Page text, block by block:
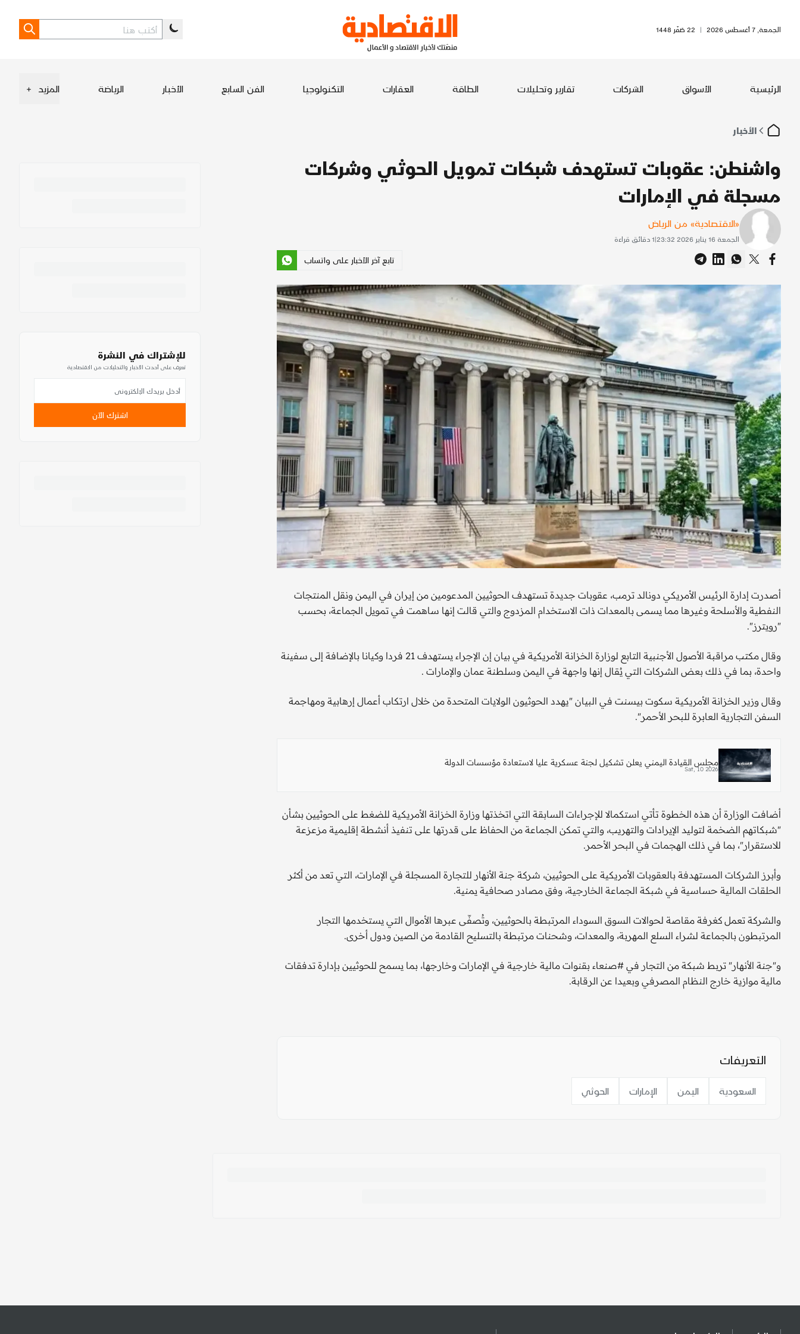
الجمعة, 7 أغسطس 2026 | 22 صَفَر 1448
الرئيسية الأسواق الشركات تقارير وتحليلات الطاقة العقارات التكنولوجيا الفن السابع الأخبار الرياضة المزيد +
الأخبار
واشنطن: عقوبات تستهدف شبكات تمويل الحوثي وشركات
مسجلة في الإمارات
«الاقتصادية» من الرياض
الجمعة 16 يناير 2026 23:32 |
1 دقائق قراءة
تابع آخر الأخبار على واتساب
أصدرت إدارة الرئيس الأمريكي دونالد ترمب، عقوبات جديدة تستهدف الحوثيين المدعومين من إيران في اليمن ونقل المنتجات
النفطية والأسلحة وغيرها مما يسمى بالمعدات ذات الاستخدام المزدوج والتي قالت إنها ساهمت في تمويل الجماعة، بحسب
"رويترز".
وقال مكتب مراقبة الأصول الأجنبية التابع لوزارة الخزانة الأمريكية في بيان إن الإجراء يستهدف 21 فردا وكيانا بالإضافة إلى سفينة
واحدة، بما في ذلك بعض الشركات التي يُقال إنها واجهة في اليمن وسلطنة عمان والإمارات .
وقال وزير الخزانة الأمريكية سكوت بيسنت في البيان "يهدد الحوثيون الولايات المتحدة من خلال ارتكاب أعمال إرهابية ومهاجمة
السفن التجارية العابرة للبحر الأحمر".
مجلس القيادة اليمني يعلن تشكيل لجنة عسكرية عليا لاستعادة مؤسسات الدولة
Sat, 10 2026
أضافت الوزارة أن هذه الخطوة تأتي استكمالا للإجراءات السابقة التي اتخذتها وزارة الخزانة الأمريكية للضغط على الحوثيين بشأن
"شبكاتهم الضخمة لتوليد الإيرادات والتهريب، والتي تمكن الجماعة من الحفاظ على قدرتها على تنفيذ أنشطة إقليمية مزعزعة
للاستقرار"، بما في ذلك الهجمات في البحر الأحمر.
وأبرز الشركات المستهدفة بالعقوبات الأمريكية على الحوثيين، شركة جنة الأنهار للتجارة المسجلة في الإمارات، التي تعد من أكثر
الحلقات المالية حساسية في شبكة الجماعة الخارجية، وفق مصادر صحافية يمنية.
والشركة تعمل كغرفة مقاصة لحوالات السوق السوداء المرتبطة بالحوثيين، وتُصفّى عبرها الأموال التي يستخدمها التجار
المرتبطون بالجماعة لشراء السلع المهربة، والمعدات، وشحنات مرتبطة بالتسليح القادمة من الصين ودول أخرى.
و"جنة الأنهار" تربط شبكة من التجار في #صنعاء بقنوات مالية خارجية في الإمارات وخارجها، بما يسمح للحوثيين بإدارة تدفقات
مالية موازية خارج النظام المصرفي وبعيدا عن الرقابة.
التعريفات
السعودية اليمن الإمارات الحوثي
للإشتراك في النشرة
تعرف على أحدث الأخبار والتحليلات من الاقتصادية
اشترك الآن